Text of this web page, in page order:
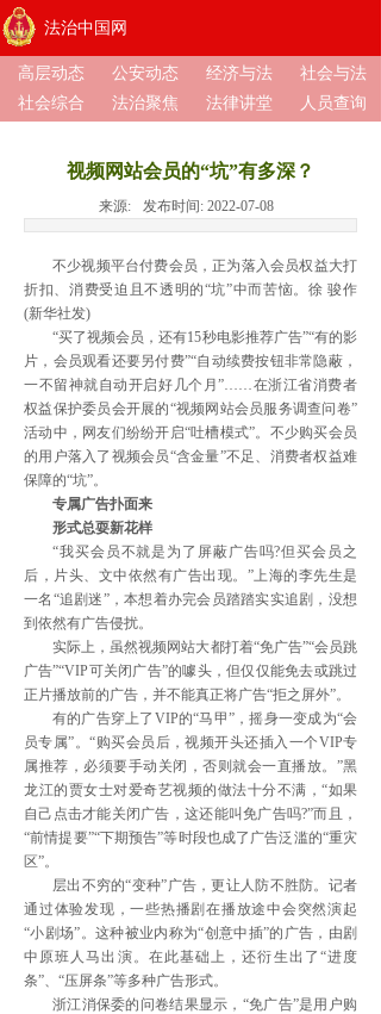
法治中国网
高层动态 公安动态 经济与法
社会与法
社会综合
法治聚焦 法律讲堂 人员查询
视频网站会员的“坑”有多深？
来源: 发布时间: 2022-07-08
不少视频平台付费会员，正为落入会员权益大打
折扣、消费受迫且不透明的“坑”中而苦恼。徐 骏作
(新华社发)
“买了视频会员，还有15秒电影推荐广告”“有的影
片，会员观看还要另付费”“自动续费按钮非常隐蔽，
一不留神就自动开启好几个月”……在浙江省消费者
权益保护委员会开展的“视频网站会员服务调查问卷”
活动中，网友们纷纷开启“吐槽模式”。不少购买会员
的用户落入了视频会员“含金量”不足、消费者权益难
保障的“坑”。
专属广告扑面来
形式总耍新花样
“我买会员不就是为了屏蔽广告吗?但买会员之
后，片头、文中依然有广告出现。”上海的李先生是
一名“追剧迷”，本想着办完会员踏踏实实追剧，没想
到依然有广告侵扰。
实际上，虽然视频网站大都打着“免广告”“会员跳
广告”“VIP可关闭广告”的噱头，但仅仅能免去或跳过
正片播放前的广告，并不能真正将广告“拒之屏外”。
有的广告穿上了VIP的“马甲”，摇身一变成为“会
员专属”。“购买会员后，视频开头还插入一个VIP专
属推荐，必须要手动关闭，否则就会一直播放。”黑
龙江的贾女士对爱奇艺视频的做法十分不满，“如果
自己点击才能关闭广告，这还能叫免广告吗?”而且，
“前情提要”“下期预告”等时段也成了广告泛滥的“重灾
区”。
层出不穷的“变种”广告，更让人防不胜防。记者
通过体验发现，一些热播剧在播放途中会突然演起
“小剧场”。这种被业内称为“创意中插”的广告，由剧
中原班人马出演。在此基础上，还衍生出了“进度
条”、“压屏条”等多种广告形式。
浙江消保委的问卷结果显示，“免广告”是用户购